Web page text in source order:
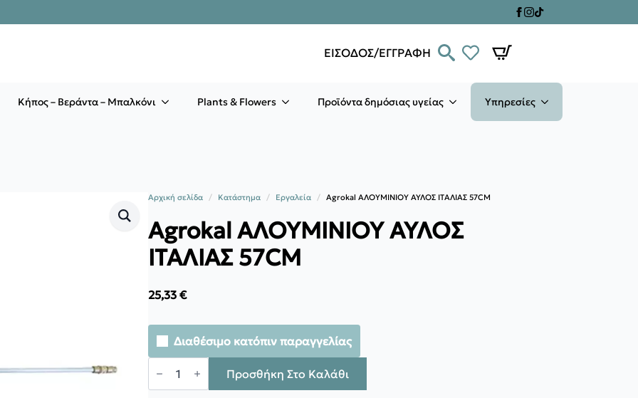
ΕΙΣΟΔΟΣ/ΕΓΓΡΑΦΗ
Κήπος – Βεράντα – Μπαλκόνι Plants & Flowers Προϊόντα δημόσιας υγείας Υπηρεσίες
Αρχική σελίδα Κατάστημα Εργαλεία Agrokal ΑΛΟΥΜΙΝΙΟΥ ΑΥΛΟΣ ΙΤΑΛΙΑΣ 57CM
Agrokal ΑΛΟΥΜΙΝΙΟΥ ΑΥΛΟΣ
ΙΤΑΛΙΑΣ 57CM
25,33 €
Διαθέσιμο κατόπιν παραγγελίας
Agrokal
ΑΛΟΥΜΙΝΙΟΥ
Προσθήκη Στο Καλάθι